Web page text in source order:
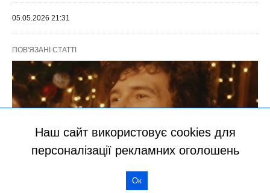
Наш сайт використовує cookies для
персоналізації рекламних оголошень
Ок